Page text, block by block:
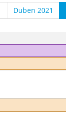
Duben 2021